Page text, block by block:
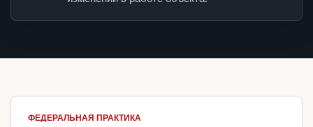
ФЕДЕРАЛЬНАЯ ПРАКТИКА